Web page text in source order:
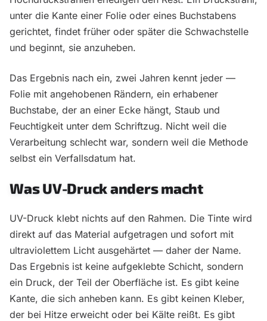
unter die Kante einer Folie oder eines Buchstabens
gerichtet, findet früher oder später die Schwachstelle
und beginnt, sie anzuheben.
Das Ergebnis nach ein, zwei Jahren kennt jeder —
Folie mit angehobenen Rändern, ein erhabener
Buchstabe, der an einer Ecke hängt, Staub und
Feuchtigkeit unter dem Schriftzug. Nicht weil die
Verarbeitung schlecht war, sondern weil die Methode
selbst ein Verfallsdatum hat.
Was UV-Druck anders macht
UV-Druck klebt nichts auf den Rahmen. Die Tinte wird
direkt auf das Material aufgetragen und sofort mit
ultraviolettem Licht ausgehärtet — daher der Name.
Das Ergebnis ist keine aufgeklebte Schicht, sondern
ein Druck, der Teil der Oberfläche ist. Es gibt keine
Kante, die sich anheben kann. Es gibt keinen Kleber,
der bei Hitze erweicht oder bei Kälte reißt. Es gibt